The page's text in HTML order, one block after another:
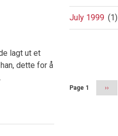
lagt ut et
dette for å
July 1999 (1)
Page 1
Next
page
››